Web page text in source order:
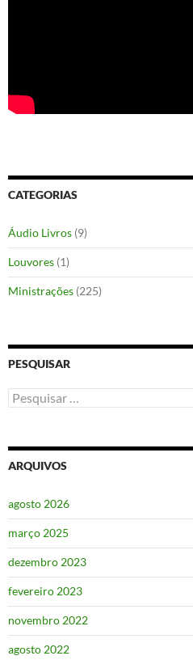
CATEGORIAS
Áudio Livros (9)
Louvores (1)
Ministrações (225)
PESQUISAR
Pesquisar
por:
ARQUIVOS
agosto 2026
março 2025
dezembro 2023
fevereiro 2023
novembro 2022
agosto 2022